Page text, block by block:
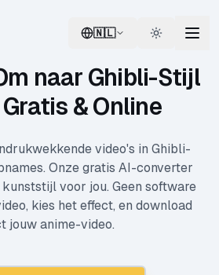
🇳🇱
Switch language
Switch
naar Ghibli-Stijl
& Online
video's in Ghibli-
Onze gratis AI-converter
voor jou. Geen software
kies het effect, en download
jouw anime-video.